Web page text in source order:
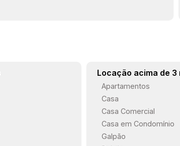
Locação acima de 3
Apartamentos
Casa
Casa Comercial
Casa em Condomínio
Galpão